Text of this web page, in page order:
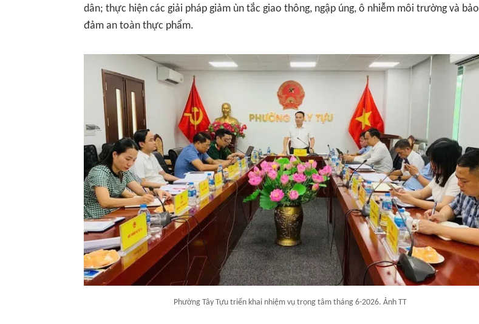
dân; thực hiện các giải pháp giảm ùn tắc giao thông, ngập úng, ô nhiễm môi trường và bảo
đảm an toàn thực phẩm.
Phường Tây Tựu triển khai nhiệm vụ trọng tâm tháng 6-2026. Ảnh TT